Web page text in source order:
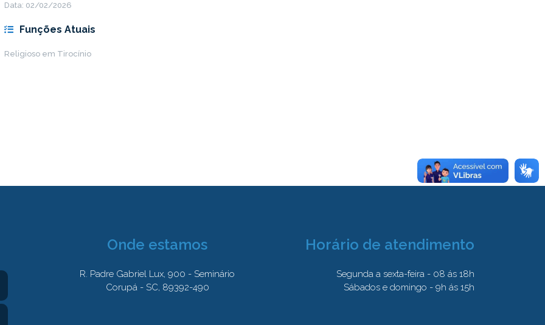
Data: 02/02/2026
Funções Atuais
Religioso em Tirocínio
Onde estamos
R. Padre Gabriel Lux, 900 - Seminário
Corupá - SC, 89392-490
Horário de atendimento
Segunda a sexta-feira - 08 ás 18h
Sábados e domingo - 9h ás 15h